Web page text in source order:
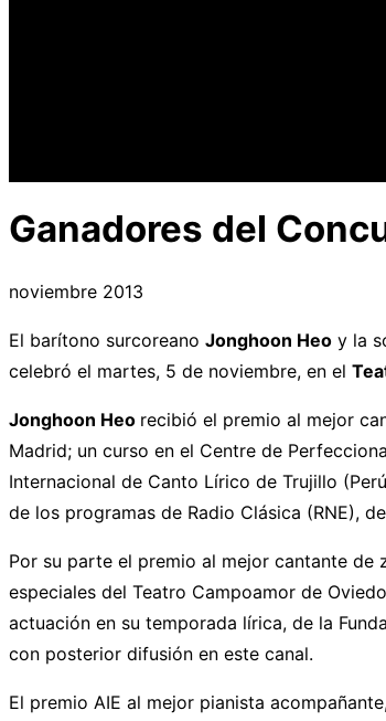
Ganadores del
noviembre 2013
El barítono surcoreano Jonghoon Heo y la
celebró el martes, 5 de noviembre, en el
Jonghoon Heo recibió el premio al mejor
Madrid; un curso en el Centre de
Internacional de Canto Lírico de Trujillo
de los programas de Radio Clásica (RNE),
Por su parte el premio al mejor cantante de
especiales del Teatro Campoamor de
actuación en su temporada lírica, de la
con posterior difusión en este canal.
El premio AIE al mejor pianista